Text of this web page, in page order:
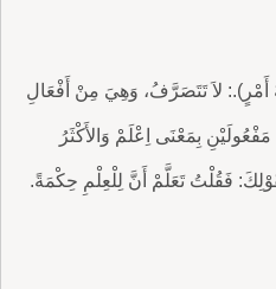
لاَ تَتَصَرَّفُ، وَهِيَ مِنْ أَفْعَالِ
بِمَعْنَى اِعْلَمْ وَالأَكْثَرُ
فَقُلْتُ تَعَلَّمْ أَنَّ لِلْعِلْمِ حِكْمَةً.